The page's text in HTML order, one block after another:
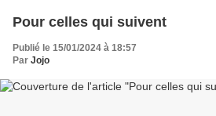
Pour celles qui suivent
Publié le 15/01/2024 à 18:57
Par Jojo